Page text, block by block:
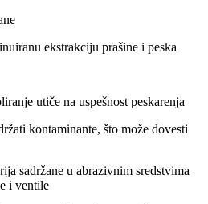
ekstrakciju prašine i peska
utiče na uspešnost peskarenja
kontaminante, što može dovesti
sadržane u abrazivnim sredstvima
i ventile